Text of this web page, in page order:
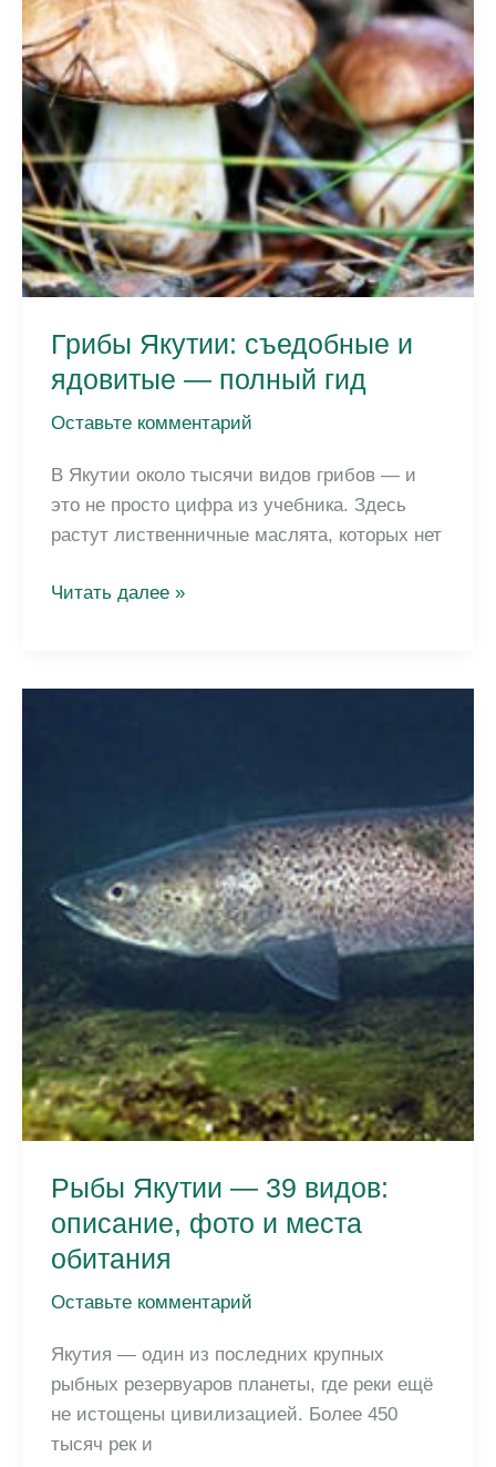
Грибы Якутии: съедобные и
ядовитые — полный гид
Оставьте комментарий
В Якутии около тысячи видов грибов — и
это не просто цифра из учебника. Здесь
растут лиственничные маслята, которых нет
Грибы
Читать далее »
Рыбы Якутии — 39 видов:
описание, фото и места
обитания
Оставьте комментарий
Якутия — один из последних крупных
рыбных резервуаров планеты, где реки ещё
не истощены цивилизацией. Более 450
тысяч рек и